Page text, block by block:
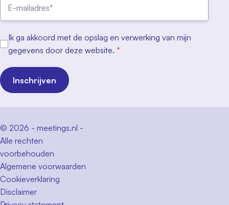
Ik ga akkoord met de opslag en verwerking van mijn
gegevens door deze website. *
Inschrijven
© 2026 - meetings.nl -
Alle rechten
voorbehouden
Algemene voorwaarden
Cookieverklaring
Disclaimer